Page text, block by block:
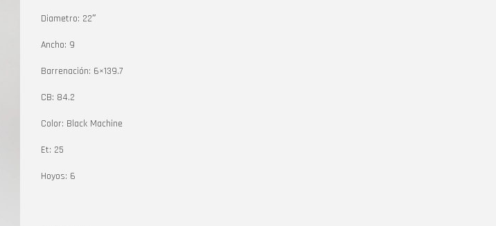
Diametro: 22″
Ancho: 9
Barrenación: 6×139.7
CB: 84.2
Color: Black Machine
Et: 25
Hoyos: 6